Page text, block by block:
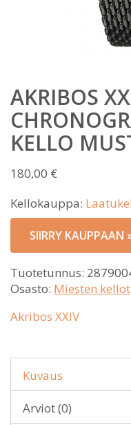
AKRIBOS
KELLO
180,00 €
Kellokauppa:
SIIRRY KAUPPAAN
Tuotetunnus:
Osasto: Miesten kellot
Akribos XXIV
Kuvaus
Arviot (0)